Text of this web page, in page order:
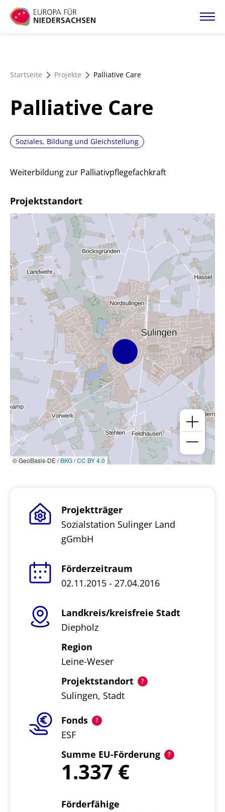
Direkt
zum
Förderangebote
Magazin
Startseite Projekte Palliative Care
Palliative Care
Soziales, Bildung und Gleichstellung
Weiterbildung zur Palliativpflegefachkraft
Projektstandort
© GeoBasis-DE /BKG/CC BY 4.0
Projektträger
Sozialstation Sulinger Land
gGmbH
Förderzeitraum
02.11.2015 - 27.04.2016
Landkreis/kreisfreie Stadt
Diepholz
Region
Leine-Weser
Projektstandort
Sulingen, Stadt
Fonds
ESF
Summe EU-Förderung
1.337
Förderfähige